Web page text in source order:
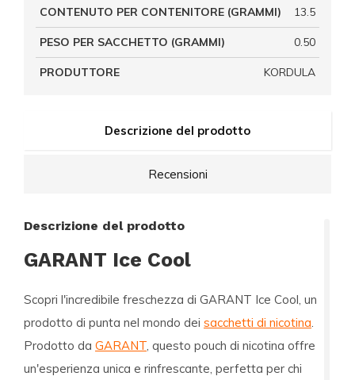
Descrizione del prodotto
Recensioni
Descrizione del prodotto
GARANT Ice Cool
Scopri l'incredibile freschezza di GARANT Ice Cool , un
prodotto di punta nel mondo dei sacchetti di nicotina
Prodotto da GARANT , questo pouch di nicotina offre
un'esperienza unica e rinfrescante, perfetta per chi
CONTENUTO PER CONTENITORE (GRAMMI) 13.5
PESO PER SACCHETTO (GRAMMI) 0.50
PRODUTTORE KORDULA